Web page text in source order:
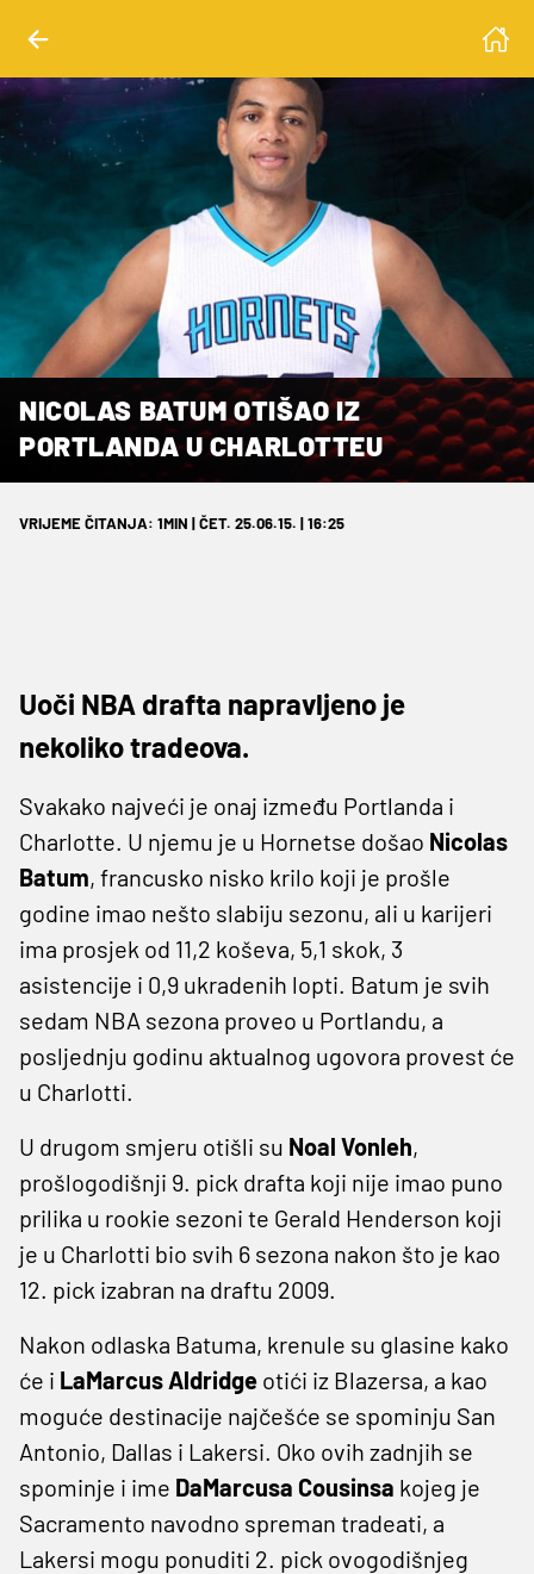
NICOLAS BATUM OTIŠAO IZ
PORTLANDA U CHARLOTTEU
VRIJEME ČITANJA: 1MIN | ČET. 25.06.15. | 16:25
Uoči NBA drafta napravljeno je
nekoliko tradeova.
Svakako najveći je onaj između Portlanda i
Charlotte. U njemu je u Hornetse došao Nicolas
Batum, francusko nisko krilo koji je prošle
godine imao nešto slabiju sezonu, ali u karijeri
ima prosjek od 11,2 koševa, 5,1 skok, 3
asistencije i 0,9 ukradenih lopti. Batum je svih
sedam NBA sezona proveo u Portlandu, a
posljednju godinu aktualnog ugovora provest će
u Charlotti.
U drugom smjeru otišli su Noal Vonleh,
prošlogodišnji 9. pick drafta koji nije imao puno
prilika u rookie sezoni te Gerald Henderson koji
je u Charlotti bio svih 6 sezona nakon što je kao
12. pick izabran na draftu 2009.
Nakon odlaska Batuma, krenule su glasine kako
će i LaMarcus Aldridge otići iz Blazersa, a kao
moguće destinacije najčešće se spominju San
Antonio, Dallas i Lakersi. Oko ovih zadnjih se
spominje i ime DaMarcusa Cousinsa kojeg je
Sacramento navodno spreman tradeati, a
Lakersi mogu ponuditi 2. pick ovogodišnjeg